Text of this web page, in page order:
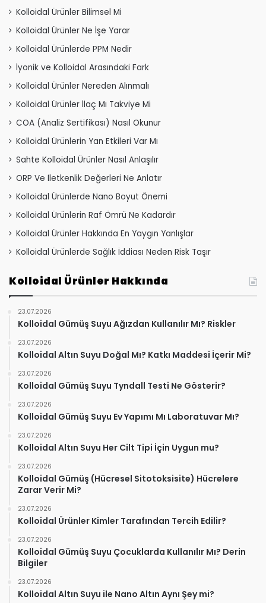
Kolloidal Ürünler Bilimsel Mi
Kolloidal Ürünler Ne İşe Yarar
Kolloidal Ürünlerde PPM Nedir
İyonik ve Kolloidal Arasındaki Fark
Kolloidal Ürünler Nereden Alınmalı
Kolloidal Ürünler İlaç Mı Takviye Mi
COA (Analiz Sertifikası) Nasıl Okunur
Kolloidal Ürünlerin Yan Etkileri Var Mı
Sahte Kolloidal Ürünler Nasıl Anlaşılır
ORP Ve İletkenlik Değerleri Ne Anlatır
Kolloidal Ürünlerde Nano Boyut Önemi
Kolloidal Ürünlerin Raf Ömrü Ne Kadardır
Kolloidal Ürünler Hakkında En Yaygın Yanlışlar
Kolloidal Ürünlerde Sağlık İddiası Neden Risk Taşır
Kolloidal Ürünler Hakkında
23.07.2026
Kolloidal Gümüş Suyu Ağızdan Kullanılır Mı? Riskler
23.07.2026
Kolloidal Altın Suyu Doğal Mı? Katkı Maddesi İçerir Mi?
23.07.2026
Kolloidal Gümüş Suyu Tyndall Testi Ne Gösterir?
23.07.2026
Kolloidal Gümüş Suyu Ev Yapımı Mı Laboratuvar Mı?
23.07.2026
Kolloidal Altın Suyu Her Cilt Tipi İçin Uygun mu?
23.07.2026
Kolloidal Gümüş (Hücresel Sitotoksisite) Hücrelere
Zarar Verir Mi?
23.07.2026
Kolloidal Ürünler Kimler Tarafından Tercih Edilir?
23.07.2026
Kolloidal Gümüş Suyu Çocuklarda Kullanılır Mı? Derin
Bilgiler
23.07.2026
Kolloidal Altın Suyu ile Nano Altın Aynı Şey mi?